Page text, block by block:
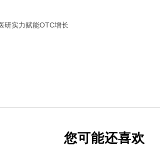
研实力赋能OTC增长
您可能还喜欢